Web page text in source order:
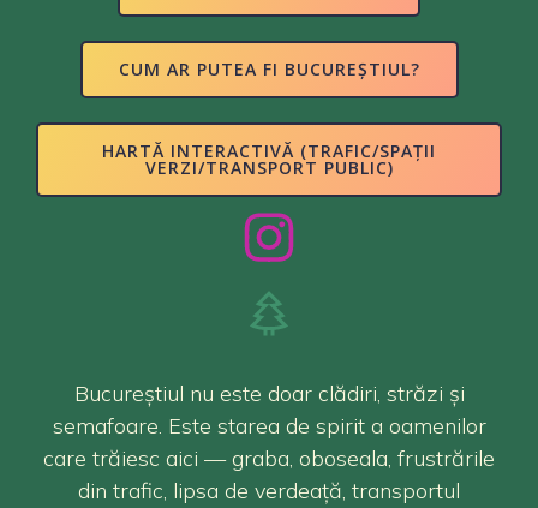
CUM AR PUTEA FI BUCUREȘTIUL?
HARTĂ INTERACTIVĂ (TRAFIC/SPAȚII
VERZI/TRANSPORT PUBLIC)
Bucureștiul nu este doar clădiri, străzi și
semafoare. Este starea de spirit a oamenilor
care trăiesc aici — graba, oboseala, frustrările
din trafic, lipsa de verdeață, transportul